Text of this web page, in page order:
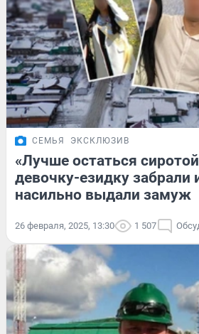
СЕМЬЯ ЭКСКЛЮЗИВ
«Лучше остаться
девочку-езидку забрали
насильно выдали замуж
26 февраля, 2025, 13:30 1 507